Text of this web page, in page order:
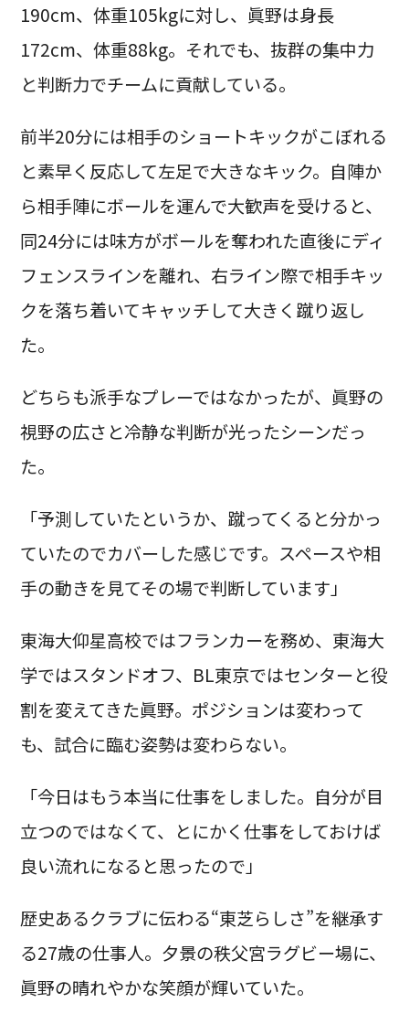
190cm、体重105kgに対し、眞野は身長
172cm、体重88kg。それでも、抜群の集中力
と判断力でチームに貢献している。
前半20分には相手のショートキックがこぼれる
と素早く反応して左足で大きなキック。自陣か
ら相手陣にボールを運んで大歓声を受けると、
同24分には味方がボールを奪われた直後にディ
フェンスラインを離れ、右ライン際で相手キッ
クを落ち着いてキャッチして大きく蹴り返し
た。
どちらも派手なプレーではなかったが、眞野の
視野の広さと冷静な判断が光ったシーンだっ
た。
「予測していたというか、蹴ってくると分かっ
ていたのでカバーした感じです。スペースや相
手の動きを見てその場で判断しています」
東海大仰星高校ではフランカーを務め、東海大
学ではスタンドオフ、BL東京ではセンターと役
割を変えてきた眞野。ポジションは変わって
も、試合に臨む姿勢は変わらない。
「今日はもう本当に仕事をしました。自分が目
立つのではなくて、とにかく仕事をしておけば
良い流れになると思ったので」
歴史あるクラブに伝わる“東芝らしさ”を継承す
る27歳の仕事人。夕景の秩父宮ラグビー場に、
眞野の晴れやかな笑顔が輝いていた。